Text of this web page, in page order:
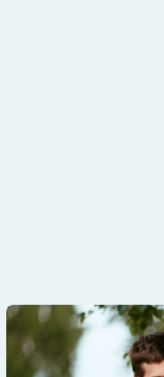
Serie – AID-Systeme für
Marie ihren Diabetes